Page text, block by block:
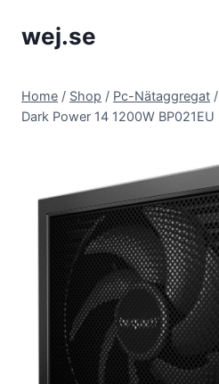
wej.se
Home / Shop / Pc-Nätaggregat /
Dark Power 14 1200W BP021EU